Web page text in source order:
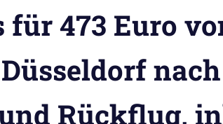
473 Euro
nach
Rückflug,